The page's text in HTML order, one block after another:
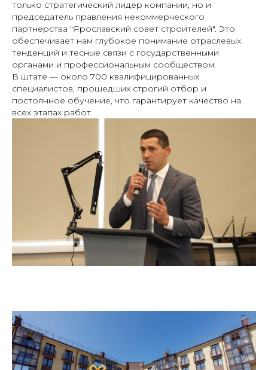
только стратегический лидер компании, но и
председатель правления некоммерческого
партнерства "Ярославский совет строителей". Это
обеспечивает нам глубокое понимание отраслевых
тенденций и тесные связи с государственными
органами и профессиональным сообществом.
В штате — около 700 квалифицированных
специалистов, прошедших строгий отбор и
постоянное обучение, что гарантирует качество на
всех этапах работ.